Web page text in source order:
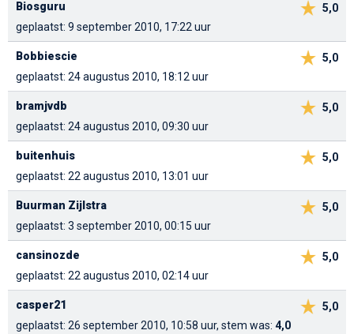
5,0
Biosguru
geplaatst: 9 september 2010, 17:22 uur
5,0
Bobbiescie
geplaatst: 24 augustus 2010, 18:12 uur
5,0
bramjvdb
geplaatst: 24 augustus 2010, 09:30 uur
5,0
buitenhuis
geplaatst: 22 augustus 2010, 13:01 uur
5,0
Buurman Zijlstra
geplaatst: 3 september 2010, 00:15 uur
5,0
cansinozde
geplaatst: 22 augustus 2010, 02:14 uur
5,0
casper21
geplaatst: 26 september 2010, 10:58 uur, stem was: 4,0